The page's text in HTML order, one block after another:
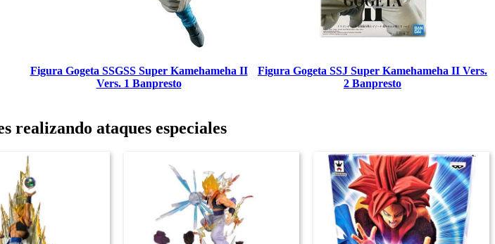
Figura Gogeta SSGSS Super Kamehameha II
Vers. 1 Banpresto
Figura Gogeta SSJ Super Kamehameha II Vers.
2 Banpresto
realizando ataques especiales